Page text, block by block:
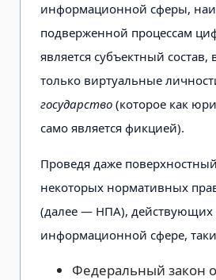
информационной сферы,
подверженной процессам
является субъектный
только виртуальные
государство (которое как
само является фикцией).
Проведя даже
некоторых нормативных
(далее — НПА), действующих
информационной сфере,
Федеральный закон